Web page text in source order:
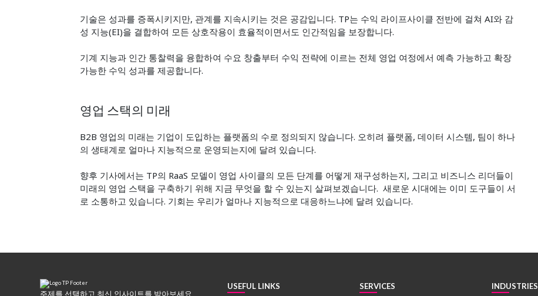
기술은 성과를 증폭시키지만, 관계를 지속시키는 것은 공감입니다. TP는 수익 라이프사이클 전반에 걸쳐 AI와 감
성 지능(EI)을 결합하여 모든 상호작용이 효율적이면서도 인간적임을 보장합니다.
기계 지능과 인간 통찰력을 융합하여 수요 창출부터 수익 전략에 이르는 전체 영업 여정에서 예측 가능하고 확장
가능한 수익 성과를 제공합니다.
영업 스택의 미래
B2B 영업의 미래는 기업이 도입하는 플랫폼의 수로 정의되지 않습니다. 오히려 플랫폼, 데이터 시스템, 팀이 하나
의 생태계로 얼마나 지능적으로 운영되는지에 달려 있습니다.
향후 기사에서는 TP의 RaaS 모델이 영업 사이클의 모든 단계를 어떻게 재구성하는지, 그리고 비즈니스 리더들이
미래의 영업 스택을 구축하기 위해 지금 무엇을 할 수 있는지 살펴보겠습니다. 새로운 시대에는 이미 도구들이 서
로 소통하고 있습니다. 기회는 우리가 얼마나 지능적으로 대응하느냐에 달려 있습니다.
주제를 선택하고 최신 인사이트를 받아보세요
USEFUL LINKS SERVICES INDUSTRIES